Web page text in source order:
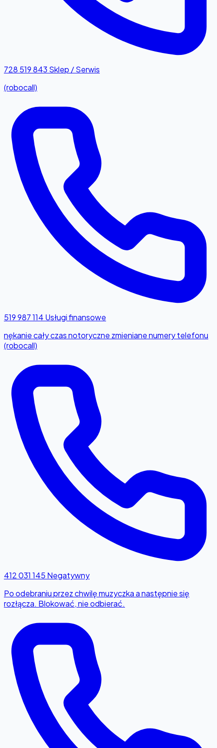
728 519 843 Sklep / Serwis
(robocall)
519 987 114 Usługi finansowe
nękanie cały czas notoryczne zmieniane numery telefonu
(robocall)
412 031 145 Negatywny
Po odebraniu przez chwilę muzyczka a następnie się
rozłącza. Blokować, nie odbierać.